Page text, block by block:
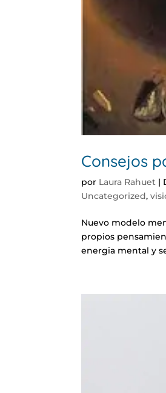
Consejos
por Laura Rahuet |
Uncategorized,
Nuevo modelo
propios
energia mental y